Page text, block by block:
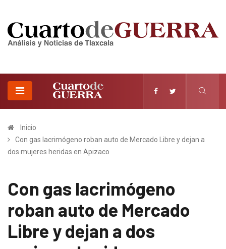
Inicio
Con gas lacrimógeno roban auto de Mercado Libre y dejan a
dos mujeres heridas en Apizaco
Con gas lacrimógeno
roban auto de Mercado
Libre y dejan a dos